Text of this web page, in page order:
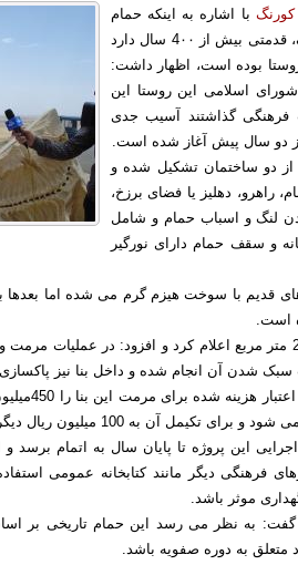
کورنگ با اشاره به اینکه حمام
تاریخی روستای کردآباد کبودراهنگ، قدمتی بیش از 4۰۰ سال دارد
روستا بوده است، اظهار داشت:
اسلامی این روستا این
فرهنگی گذاشتند آسیب جدی
دو سال پیش آغاز شده است.
از دو ساختمان تشکیل شده و
راهرو، دهلیز یا فضای برزخ،
لنگ و اسباب حمام و شامل
و سقف حمام دارای نورگیر
قدیم با سوخت هیزم گرم می شده اما بعدها
است.
وی مساحت این بنا را بیش از 200 متر مربع اعلام کرد و افزود: در
شدن آن انجام شده و داخل بنا نیز
رئیس میراث
به 100 میلیون ریال دیگر اعتبار نیاز است.
این پروژه تا پایان سال به اتمام برسد و
فرهنگی دیگر مانند کتابخانه عمومی
موثر باشد.
گفت: به نظر می رسد این حمام تاریخی بر
متعلق به دوره صفویه باشد.